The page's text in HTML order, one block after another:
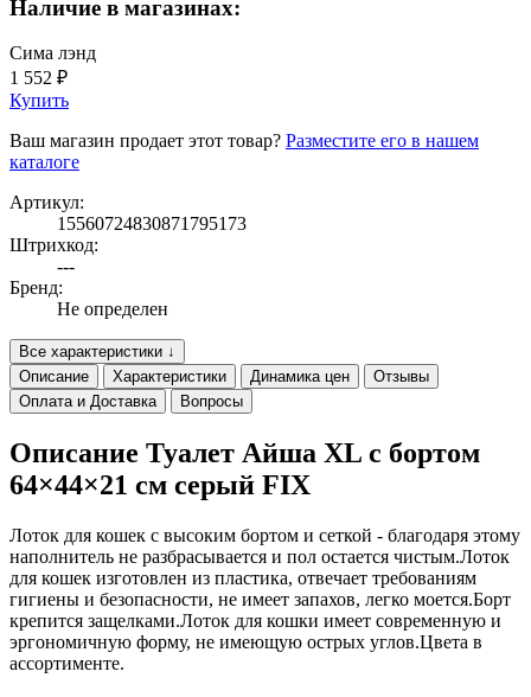
Наличие в магазинах:
Сима лэнд
1 552 ₽
Купить
Ваш магазин продает этот товар? Разместите его в нашем
каталоге
Артикул:
15560724830871795173
Штрихкод:
---
Бренд:
Не определен
Все характеристики ↓
Описание
Характеристики Динамика цен
Отзывы
Оплата и Доставка
Вопросы
Описание Туалет Айша XL с бортом
64×44×21 см серый FIX
Лоток для кошек с высоким бортом и сеткой - благодаря этому
наполнитель не разбрасывается и пол остается чистым.Лоток
для кошек изготовлен из пластика, отвечает требованиям
гигиены и безопасности, не имеет запахов, легко моется.Борт
крепится защелками.Лоток для кошки имеет современную и
эргономичную форму, не имеющую острых углов.Цвета в
ассортименте.